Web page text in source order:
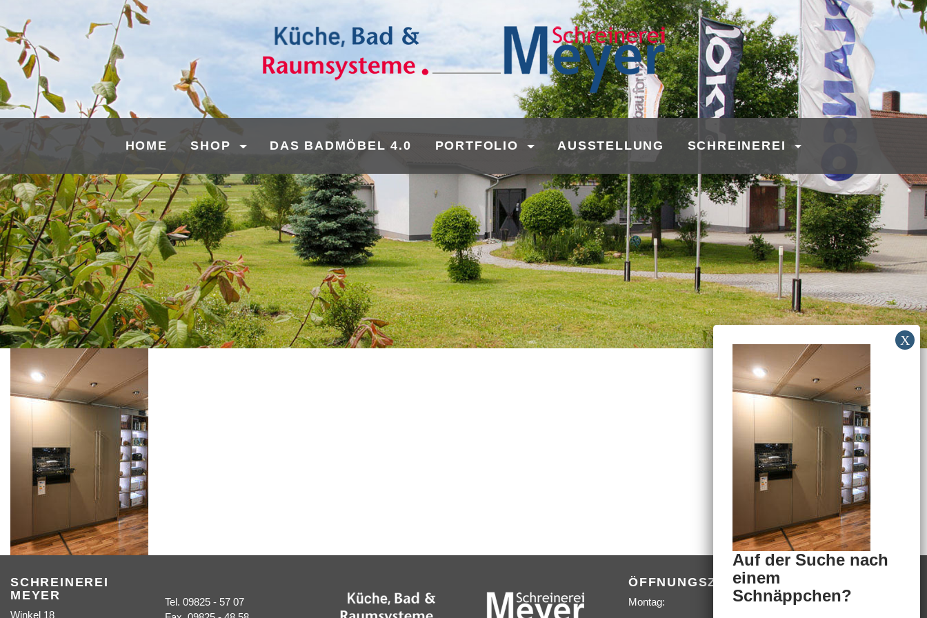
HOME SHOP DAS BADMÖBEL 4.0 PORTFOLIO AUSSTELLUNG SCHREINEREI
SCHREINEREI
MEYER
Winkel 18
Tel. 09825 - 57 07
ÖFFNUNGSZEITEN
Montag:
Auf der Suche nach
einem
Schnäppchen?